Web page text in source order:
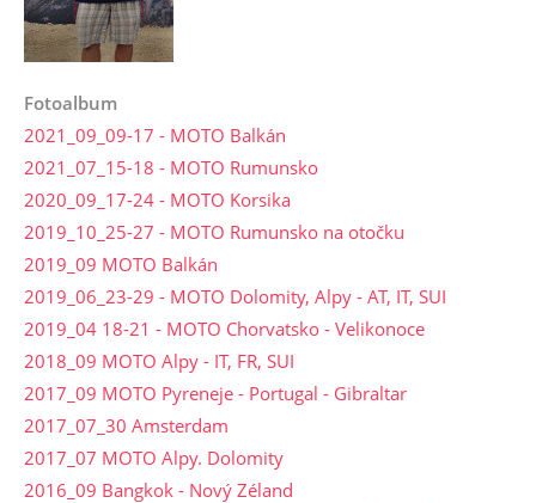
Fotoalbum
2021_09_09-17 - MOTO Balkán
2021_07_15-18 - MOTO Rumunsko
2020_09_17-24 - MOTO Korsika
2019_10_25-27 - MOTO Rumunsko na otočku
2019_09 MOTO Balkán
2019_06_23-29 - MOTO Dolomity, Alpy - AT, IT, SUI
2019_04 18-21 - MOTO Chorvatsko - Velikonoce
2018_09 MOTO Alpy - IT, FR, SUI
2017_09 MOTO Pyreneje - Portugal - Gibraltar
2017_07_30 Amsterdam
2017_07 MOTO Alpy. Dolomity
2016_09 Bangkok - Nový Zéland